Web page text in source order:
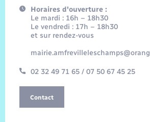
Horaires d'ouverture :
Le mardi : 16h – 18h30
Le vendredi : 17h – 18h30
et sur rendez-vous
02 32 49 71 65 / 07 50 67 45 25
Contact